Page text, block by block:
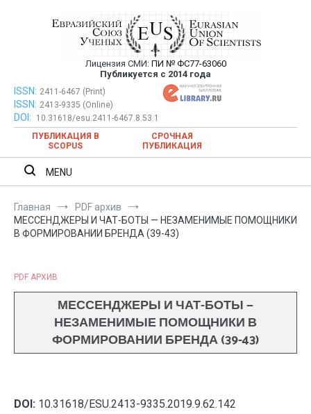
Евразийский Союз Ученых —
публикация научных статей в
ежемесячном научном журнале
Лицензия СМИ: ПИ № ФС77-63060
Публикуется с 2014 года
Евразийский Союз Ученых — публикация научных статей в
ежемесячном научном журнале
ISSN: 2411-6467 (Print)
ISSN: 2413-9335 (Online)
DOI:
10.31618/esu.2411-6467.8.53.1
ПУБЛИКАЦИЯ В
SCOPUS
СРОЧНАЯ
ПУБЛИКАЦИЯ
MENU
Главная
PDF архив
МЕССЕНДЖЕРЫ И ЧАТ-БОТЫ — НЕЗАМЕНИМЫЕ ПОМОЩНИКИ
В ФОРМИРОВАНИИ БРЕНДА (39-43)
PDF АРХИВ
МЕССЕНДЖЕРЫ И ЧАТ-БОТЫ —
НЕЗАМЕНИМЫЕ ПОМОЩНИКИ В
ФОРМИРОВАНИИ БРЕНДА (39-43)
DOI: 10.31618/ESU.2413-9335.2019.9.62.142